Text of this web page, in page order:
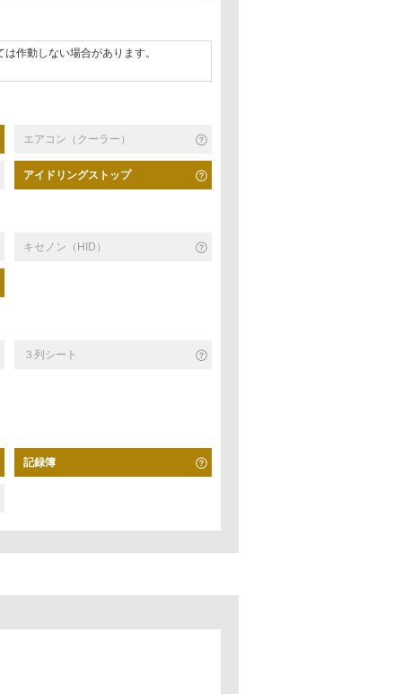
作動しない場合があります。
エアコン（クーラー）
アイドリングストップ
キセノン（HID）
３列シート
記録簿